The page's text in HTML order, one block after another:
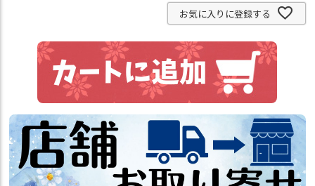
お気に入りに登録する